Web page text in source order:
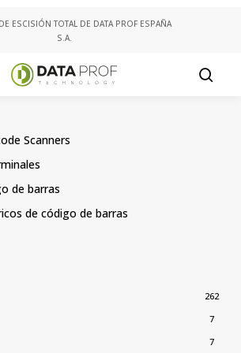
ESCISIÓN TOTAL DE DATA PROF ESPAÑA
S.A.
Scanners
de barras
de código de barras
262
7
7